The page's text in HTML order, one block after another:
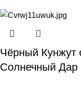
Чёрный Кунжут
Солнечный Дар